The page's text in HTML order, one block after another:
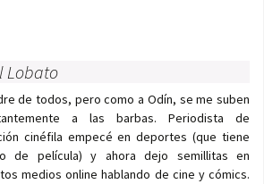
Lobato
de todos, pero como a Odín, se me suben
a las barbas. Periodista de
cinéfila empecé en deportes (que tiene
de película) y ahora dejo semillitas en
medios online hablando de cine y cómics.